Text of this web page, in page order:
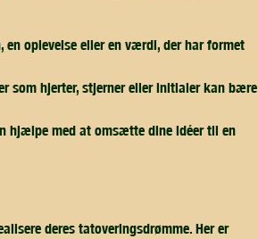
oplevelse eller en værdi, der har formet
som hjerter, stjerner eller initialer kan bære
hjælpe med at omsætte dine idéer til en
deres tatoveringsdrømme. Her er